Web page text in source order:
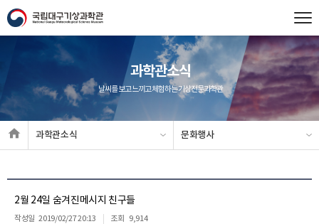
과학관소식
날씨를 보고 느끼고 체험하는 기상전문과학관
과학관소식 문화행사
2월 24일 숨겨진메시지 친구들
작성일 2019/02/27 20:13 조회 9,914